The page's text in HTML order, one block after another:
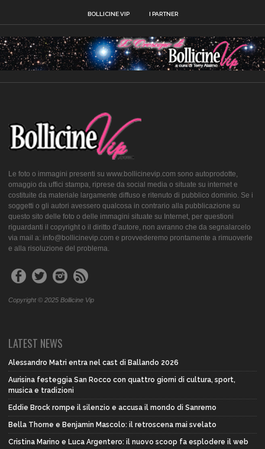
BOLLICINE VIP I PARTNER
Le foto o immagini presenti su www.bollicinevip.com sono autoprodotte,
omaggio da uffici stampa, riprese da social media o situate su internet e
costituite da materiale largamente diffuso e ritenuto di pubblico dominio. Se i
soggetti o gli autori avessero qualcosa in contrario alla pubblicazione su
questo sito delle foto o delle immagini situate su Internet, per questioni
riguardanti il copyright o il diritto d’autore, non avranno che da segnalarcelo
via mail a: info@bollicinevip.com e provvederemo prontamente a rimuoverle
e alla risoluzione del problema.
Copyright © 2025 Bollicine Vip
LATEST NEWS
Alessandro Matri entra nel cast di Ballando 2026
Aurisina festeggia San Rocco con quattro giorni di cultura, sport,
musica e tradizioni
Eddie Brock rompe il silenzio e accusa il mondo di Sanremo
Bella Thorne e Benjamin Mascolo: il retroscena mai svelato
Cristina Marino e Luca Argentero: il nuovo scoop fa esplodere il web